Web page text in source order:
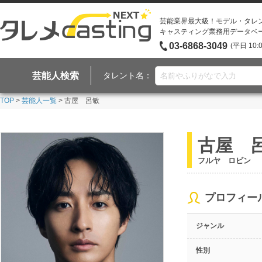
芸能業界最大級！モデル・タレ
キャスティング業務用データベ
03-6868-3049 (平日
芸能人検索 タレント名：
TOP > 芸能人一覧 > 古屋 呂敏
古屋
フルヤ ロビン
プロフィー
ジャンル
性別